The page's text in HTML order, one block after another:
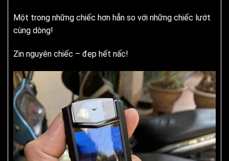
Một trong những chiếc hơn hẳn so với những chiếc lướt
cùng dòng!
Zin nguyên chiếc – đẹp hết nấc!